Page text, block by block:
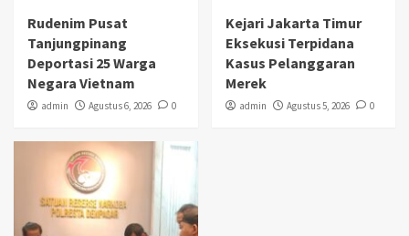
Rudenim Pusat
Tanjungpinang
Deportasi 25 Warga
Negara Vietnam
admin Agustus 6, 2026 0
Kejari Jakarta Timur
Eksekusi Terpidana
Kasus Pelanggaran
Merek
admin Agustus 5, 2026 0